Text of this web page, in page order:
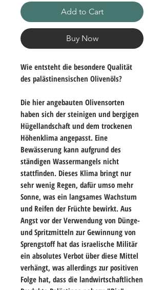
Add to Cart
Buy Now
Wie entsteht die besondere Qualität
des palästinensischen Olivenöls?
Die hier angebauten Olivensorten
haben sich der steinigen und bergigen
Hügellandschaft und dem trockenen
Höhenklima angepasst. Eine
Bewässerung kann aufgrund des
ständigen Wassermangels nicht
stattfinden. Dieses Klima bringt nur
sehr wenig Regen, dafür umso mehr
Sonne, was ein langsames Wachstum
und Reifen der Früchte bewirkt. Aus
Angst vor der Verwendung von Dünge-
und Spritzmitteln zur Gewinnung von
Sprengstoff hat das israelische Militär
ein absolutes Verbot über diese Mittel
verhängt, was allerdings zur positiven
Folge hat, dass die landwirtschaftlichen